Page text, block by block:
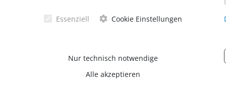
© Ventano Beschläge GmbH 2026
Werbung sparen und selbstverständlich anonyme
Statistiken erstellen (#Ehrensache). Deshalb schmecken
Essenziell Cookie Einstellungen
Nur technisch notwendige
Alle akzeptieren